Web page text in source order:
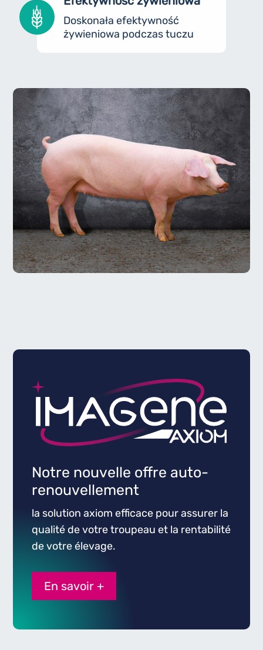
Doskonała efektywność
żywieniowa podczas tuczu
Notre nouvelle offre auto-
renouvellement
la solution axiom efficace pour assurer la
qualité de votre troupeau et la rentabilité
de votre élevage.
En savoir +